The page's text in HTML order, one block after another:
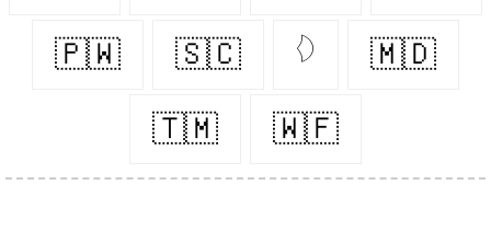
🇵🇼 🇸🇨 𓆠 🇲🇩
🇹🇲 🇼🇫